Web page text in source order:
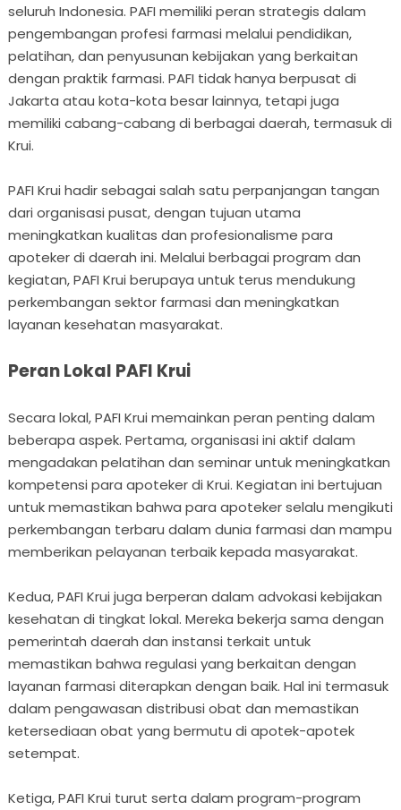
seluruh Indonesia. PAFI memiliki peran strategis dalam
pengembangan profesi farmasi melalui pendidikan,
pelatihan, dan penyusunan kebijakan yang berkaitan
dengan praktik farmasi. PAFI tidak hanya berpusat di
Jakarta atau kota-kota besar lainnya, tetapi juga
memiliki cabang-cabang di berbagai daerah, termasuk di
Krui.
PAFI Krui hadir sebagai salah satu perpanjangan tangan
dari organisasi pusat, dengan tujuan utama
meningkatkan kualitas dan profesionalisme para
apoteker di daerah ini. Melalui berbagai program dan
kegiatan, PAFI Krui berupaya untuk terus mendukung
perkembangan sektor farmasi dan meningkatkan
layanan kesehatan masyarakat.
Peran Lokal PAFI Krui
Secara lokal, PAFI Krui memainkan peran penting dalam
beberapa aspek. Pertama, organisasi ini aktif dalam
mengadakan pelatihan dan seminar untuk meningkatkan
kompetensi para apoteker di Krui. Kegiatan ini bertujuan
untuk memastikan bahwa para apoteker selalu mengikuti
perkembangan terbaru dalam dunia farmasi dan mampu
memberikan pelayanan terbaik kepada masyarakat.
Kedua, PAFI Krui juga berperan dalam advokasi kebijakan
kesehatan di tingkat lokal. Mereka bekerja sama dengan
pemerintah daerah dan instansi terkait untuk
memastikan bahwa regulasi yang berkaitan dengan
layanan farmasi diterapkan dengan baik. Hal ini termasuk
dalam pengawasan distribusi obat dan memastikan
ketersediaan obat yang bermutu di apotek-apotek
setempat.
Ketiga, PAFI Krui turut serta dalam program-program